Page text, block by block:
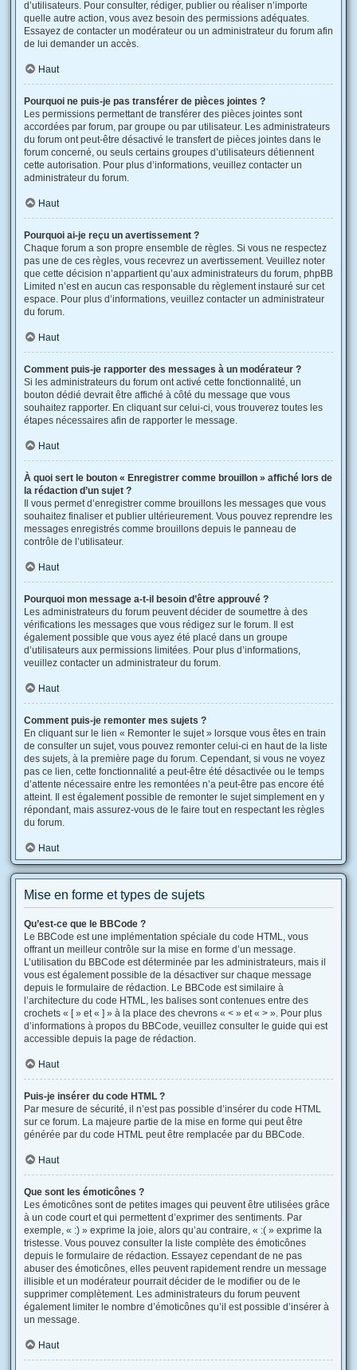
d’utilisateurs. Pour consulter, rédiger, publier ou réaliser n’importe
quelle autre action, vous avez besoin des permissions adéquates.
Essayez de contacter un modérateur ou un administrateur du forum afin
de lui demander un accès.
Haut
Pourquoi ne puis-je pas transférer de pièces jointes ?
Les permissions permettant de transférer des pièces jointes sont
accordées par forum, par groupe ou par utilisateur. Les administrateurs
du forum ont peut-être désactivé le transfert de pièces jointes dans le
forum concerné, ou seuls certains groupes d’utilisateurs détiennent
cette autorisation. Pour plus d’informations, veuillez contacter un
administrateur du forum.
Haut
Pourquoi ai-je reçu un avertissement ?
Chaque forum a son propre ensemble de règles. Si vous ne respectez
pas une de ces règles, vous recevrez un avertissement. Veuillez noter
que cette décision n’appartient qu’aux administrateurs du forum, phpBB
Limited n’est en aucun cas responsable du règlement instauré sur cet
espace. Pour plus d’informations, veuillez contacter un administrateur
du forum.
Haut
Comment puis-je rapporter des messages à un modérateur ?
Si les administrateurs du forum ont activé cette fonctionnalité, un
bouton dédié devrait être affiché à côté du message que vous
souhaitez rapporter. En cliquant sur celui-ci, vous trouverez toutes les
étapes nécessaires afin de rapporter le message.
Haut
À quoi sert le bouton « Enregistrer comme brouillon » affiché lors de
la rédaction d’un sujet ?
Il vous permet d’enregistrer comme brouillons les messages que vous
souhaitez finaliser et publier ultérieurement. Vous pouvez reprendre les
messages enregistrés comme brouillons depuis le panneau de
contrôle de l’utilisateur.
Haut
Pourquoi mon message a-t-il besoin d’être approuvé ?
Les administrateurs du forum peuvent décider de soumettre à des
vérifications les messages que vous rédigez sur le forum. Il est
également possible que vous ayez été placé dans un groupe
d’utilisateurs aux permissions limitées. Pour plus d’informations,
veuillez contacter un administrateur du forum.
Haut
Comment puis-je remonter mes sujets ?
En cliquant sur le lien « Remonter le sujet » lorsque vous êtes en train
de consulter un sujet, vous pouvez remonter celui-ci en haut de la liste
des sujets, à la première page du forum. Cependant, si vous ne voyez
pas ce lien, cette fonctionnalité a peut-être été désactivée ou le temps
d’attente nécessaire entre les remontées n’a peut-être pas encore été
atteint. Il est également possible de remonter le sujet simplement en y
répondant, mais assurez-vous de le faire tout en respectant les règles
du forum.
Haut
Mise en forme et types de sujets
Qu’est-ce que le BBCode ?
Le BBCode est une implémentation spéciale du code HTML, vous
offrant un meilleur contrôle sur la mise en forme d’un message.
L’utilisation du BBCode est déterminée par les administrateurs, mais il
vous est également possible de la désactiver sur chaque message
depuis le formulaire de rédaction. Le BBCode est similaire à
l’architecture du code HTML, les balises sont contenues entre des
crochets « [ » et « ] » à la place des chevrons « < » et « > ». Pour plus
d’informations à propos du BBCode, veuillez consulter le guide qui est
accessible depuis la page de rédaction.
Haut
Puis-je insérer du code HTML ?
Par mesure de sécurité, il n’est pas possible d’insérer du code HTML
sur ce forum. La majeure partie de la mise en forme qui peut être
générée par du code HTML peut être remplacée par du BBCode.
Haut
Que sont les émoticônes ?
Les émoticônes sont de petites images qui peuvent être utilisées grâce
à un code court et qui permettent d’exprimer des sentiments. Par
exemple, « :) » exprime la joie, alors qu’au contraire, « :( » exprime la
tristesse. Vous pouvez consulter la liste complète des émoticônes
depuis le formulaire de rédaction. Essayez cependant de ne pas
abuser des émoticônes, elles peuvent rapidement rendre un message
illisible et un modérateur pourrait décider de le modifier ou de le
supprimer complètement. Les administrateurs du forum peuvent
également limiter le nombre d’émoticônes qu’il est possible d’insérer à
un message.
Haut